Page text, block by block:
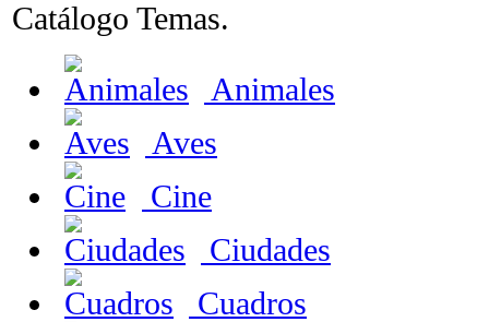
Catálogo Temas.
Animales
Aves
Cine
Ciudades
Cuadros